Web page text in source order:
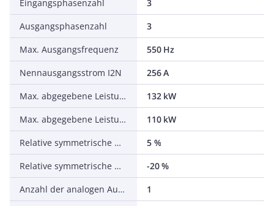
Eingangsphasenzahl
3
Ausgangsphasenzahl
3
Max. Ausgangsfrequenz
550 Hz
Nennausgangsstrom I2N
256 A
Max. abgegebene Leistung bei quadrat. Belastung bei Bemessungsausgangsspannung
132 kW
Max. abgegebene Leistung bei linearer Belastung bei Bemessungsausgangsspannung
110 kW
Relative symmetrische Netzfrequenztoleranz
5 %
Relative symmetrische Netzspannungstoleranz
-20 %
Anzahl der analogen Ausgänge
1